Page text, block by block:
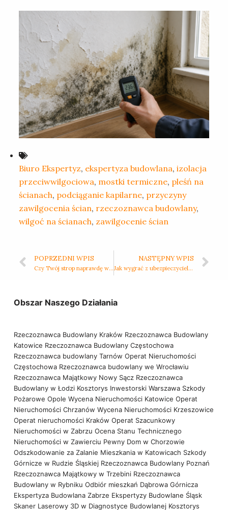
Biuro Ekspertyz, ekspertyza budowlana, izolacja
przeciwwilgociowa, mostki termiczne, pleśń na
ścianach, podciąganie kapilarne, przyczyny
zawilgocenia ścian, rzeczoznawca budowlany,
wilgoć na ścianach, zawilgocenie ścian
POPRZEDNI WPIS
Czy Twój strop naprawdę wytrzyma? Jak sprawdzić jego rzeczywistą nośność bez zgadywania
NASTĘPNY WPIS
Jak wygrać z ubezpieczycielem? 10 błędów popełnianych po szkodzie budowlanej
Obszar Naszego Działania
Rzeczoznawca Budowlany Kraków Rzeczoznawca Budowlany
Katowice Rzeczoznawca Budowlany Częstochowa
Rzeczoznawca budowlany Tarnów Operat Nieruchomości
Częstochowa Rzeczoznawca budowlany we Wrocławiu
Rzeczoznawca Majątkowy Nowy Sącz Rzeczoznawca
Budowlany w Łodzi Kosztorys Inwestorski Warszawa Szkody
Pożarowe Opole Wycena Nieruchomości Katowice Operat
Nieruchomości Chrzanów Wycena Nieruchomości Krzeszowice
Operat nieruchomości Kraków Operat Szacunkowy
Nieruchomości w Zabrzu Ocena Stanu Technicznego
Nieruchomości w Zawierciu Pewny Dom w Chorzowie
Odszkodowanie za Zalanie Mieszkania w Katowicach Szkody
Górnicze w Rudzie Śląskiej Rzeczoznawca Budowlany Poznań
Rzeczoznawca Majątkowy w Trzebini Rzeczoznawca
Budowlany w Rybniku Odbiór mieszkań Dąbrowa Górnicza
Ekspertyza Budowlana Zabrze Ekspertyzy Budowlane Śląsk
Skaner Laserowy 3D w Diagnostyce Budowlanej Kosztorys